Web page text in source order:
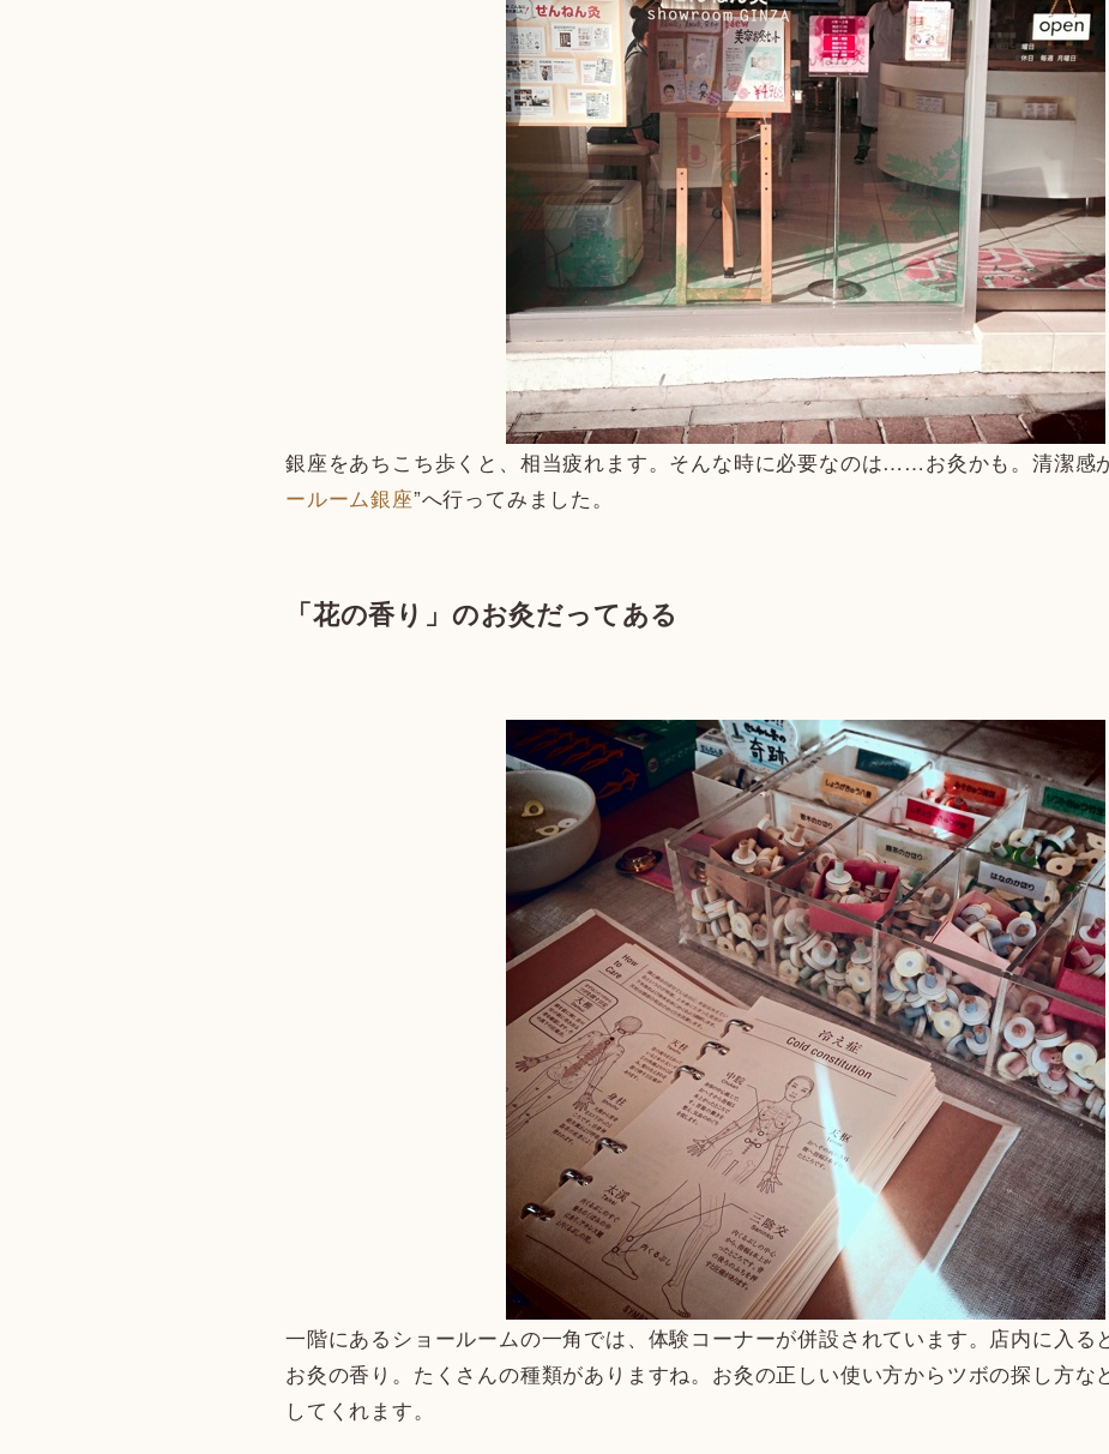
銀座をあちこち歩くと、相当疲れます。そんな時に必要なのは……お灸かも。清潔感
ールーム銀座”へ行ってみました。
「花の香り」のお灸だってある
一階にあるショールームの一角では、体験コーナーが併設されています。店内に入る
お灸の香り。たくさんの種類がありますね。お灸の正しい使い方からツボの探し方な
してくれます。